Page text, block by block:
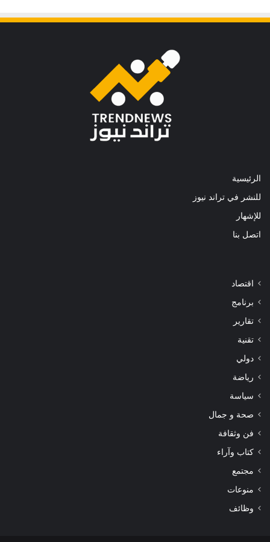
الرئيسية
للنشر في تراند نيوز
للإشهار
اتصل بنا
اقتصاد
برنامج
تقارير
تقنية
دولي
رياضة
سياسة
صحة و جمال
فن وثقافة
كتاب وآراء
مجتمع
منوعات
وظائف